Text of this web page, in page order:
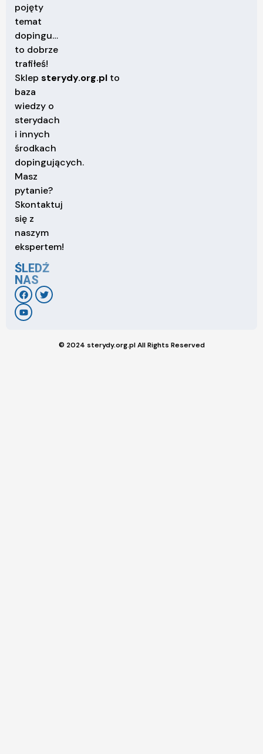
pojęty
temat
dopingu…
to dobrze
trafiłeś!
Sklep sterydy.org.pl to
baza
wiedzy o
sterydach
i innych
środkach
dopingujących.
Masz
pytanie?
Skontaktuj
się z
naszym
ekspertem!
ŚLEDŹ
NAS
© 2024 sterydy.org.pl All Rights Reserved